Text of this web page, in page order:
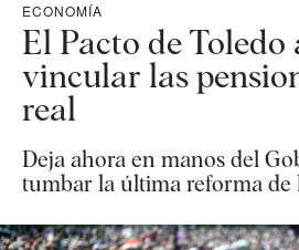
ECONOMÍA
El Pacto de Toledo
vincular las
real
Deja ahora en manos del
tumbar la última reforma de